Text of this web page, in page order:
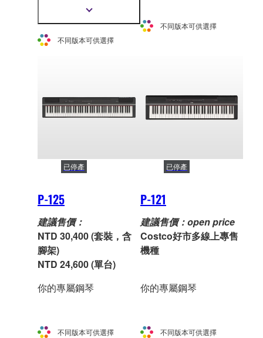
緻的設計提供真實鋼琴
的功能。
顯
示
多
不同版本可供選擇
不同版本可供選擇
P-125
已停產
建議售價：
NTD 30,400 (套裝，含
腳架)
NTD 24,600 (單台)
你的專屬鋼琴
不同版本可供選擇
P-121
已停產
建議售價：open price
Costco好市多線上專售
機種
你的專屬鋼琴
不同版本可供選擇